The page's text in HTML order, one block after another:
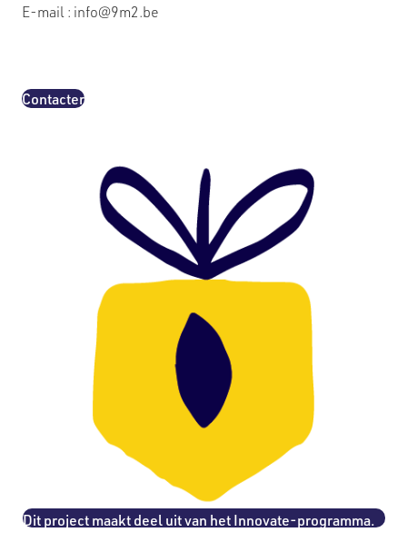
E-mail : info@9m2.be
Contacter
Dit project maakt deel uit van het Innovate-programma.